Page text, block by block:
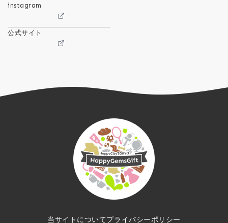
instagram
公式サイト
当サイトについてプライバシーポリシー